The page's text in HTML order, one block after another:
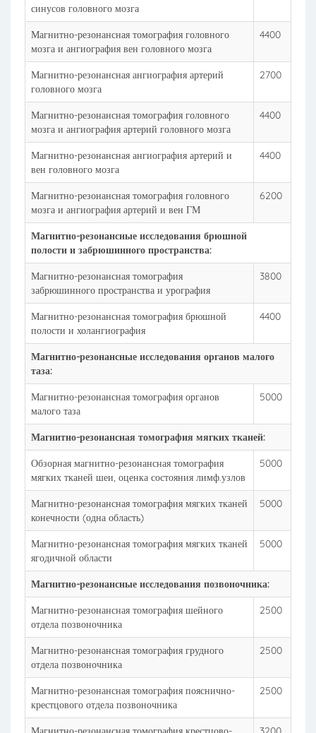
синусов головного мозга
Магнитно-резонансная томография головного
мозга и ангиография вен головного мозга
4400
Магнитно-резонансная ангиография артерий
головного мозга
2700
Магнитно-резонансная томография головного
мозга и ангиография артерий головного мозга
4400
Магнитно-резонансная ангиография артерий и
вен головного мозга
4400
Магнитно-резонансная томография головного
мозга и ангиография артерий и вен ГМ
6200
Магнитно-резонансные исследования брюшной
полости и забрюшинного пространства:
Магнитно-резонансная томография
забрюшинного пространства и урография
3800
Магнитно-резонансная томография брюшной
полости и холангиография
4400
Магнитно-резонансные исследования органов малого
таза:
Магнитно-резонансная томография органов
малого таза
5000
Магнитно-резонансная томография мягких тканей:
Обзорная магнитно-резонансная томография
мягких тканей шеи, оценка состояния лимф.узлов
5000
Магнитно-резонансная томография мягких тканей
конечности (одна область)
5000
Магнитно-резонансная томография мягких тканей
ягодичной области
5000
Магнитно-резонансные исследования позвоночника:
Магнитно-резонансная томография шейного
отдела позвоночника
2500
Магнитно-резонансная томография грудного
отдела позвоночника
2500
Магнитно-резонансная томография пояснично-
крестцового отдела позвоночника
2500